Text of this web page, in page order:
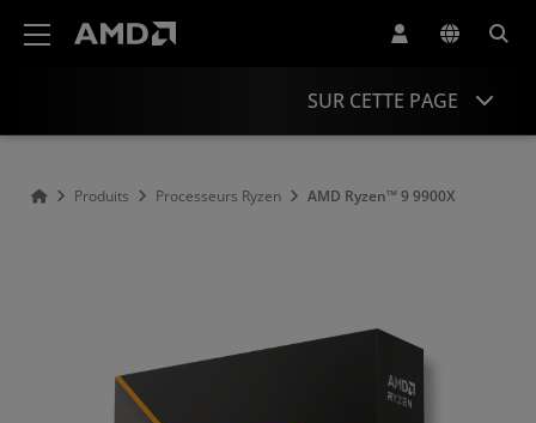
SUR CETTE PAGE
Produits Processeurs Ryzen AMD Ryzen™ 9 9900X